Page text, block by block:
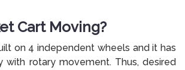
Cart Moving?
on 4 independent wheels and it has
with rotary movement. Thus, desired